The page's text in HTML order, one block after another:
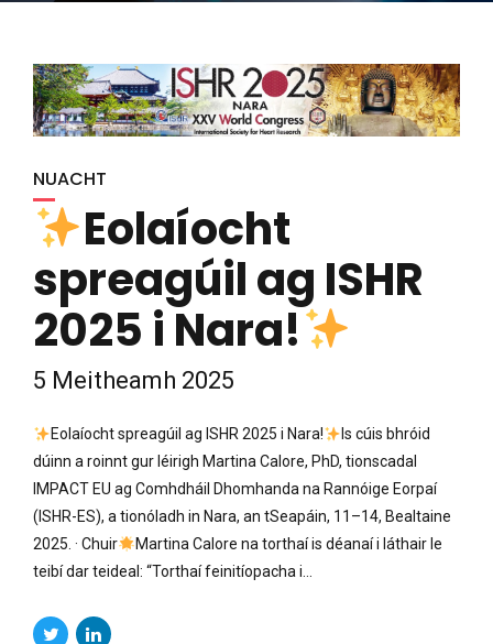
NUACHT
Eolaíocht
spreagúil ag ISHR
2025 i Nara!
5 Meitheamh 2025
Eolaíocht spreagúil ag ISHR 2025 i Nara!
Is cúis bhróid
dúinn a roinnt gur léirigh Martina Calore, PhD, tionscadal
IMPACT EU ag Comhdháil Dhomhanda na Rannóige Eorpaí
(ISHR-ES), a tionóladh in Nara, an tSeapáin, 11–14, Bealtaine
2025. · Chuir
Martina Calore na torthaí is déanaí i láthair le
teibí dar teideal: “Torthaí feinitíopacha i...